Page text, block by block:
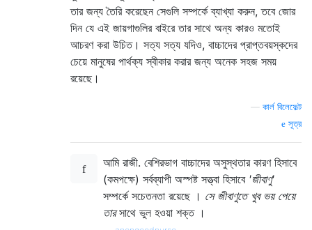
তার জন্য তৈরি করেছেন সেগুলি সম্পর্কে ব্যাখ্যা করুন, তবে জোর
দিন যে এই জায়গাগুলির বাইরে তার সাথে অন্য কারও মতোই
আচরণ করা উচিত। সত্য সত্য যদিও, বাচ্চাদের প্রাপ্তবয়স্কদের
চেয়ে মানুষের পার্থক্য স্বীকার করার জন্য অনেক সহজ সময়
রয়েছে।
কার্ল বিলেফেল্ট
সূত্র
আমি রাজী. বেশিরভাগ বাচ্চাদের অসুস্থতার কারণ হিসাবে
(কমপক্ষে) সর্বব্যাপী অস্পষ্ট সত্ত্বা হিসাবে 'জীবাণু'
সম্পর্কে সচেতনতা রয়েছে । সে জীবাণুতে খুব ভয় পেয়ে
তারসাথে ভুল হওয়া শক্ত ।